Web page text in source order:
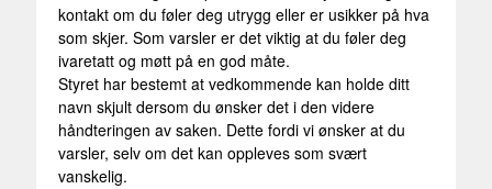
kontakt om du føler deg utrygg eller er usikker på hva
som skjer. Som varsler er det viktig at du føler deg
ivaretatt og møtt på en god måte.
Styret har bestemt at vedkommende kan holde ditt
navn skjult dersom du ønsker det i den videre
håndteringen av saken. Dette fordi vi ønsker at du
varsler, selv om det kan oppleves som svært
vanskelig.